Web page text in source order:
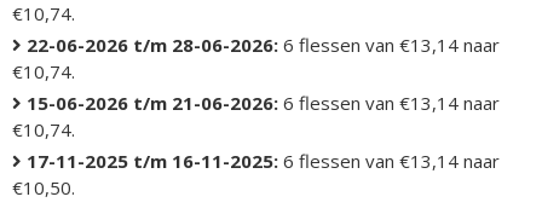
€10,74.
22-06-2026 t/m 28-06-2026: 6 flessen van €13,14 naar
€10,74.
15-06-2026 t/m 21-06-2026: 6 flessen van €13,14 naar
€10,74.
17-11-2025 t/m 16-11-2025: 6 flessen van €13,14 naar
€10,50.